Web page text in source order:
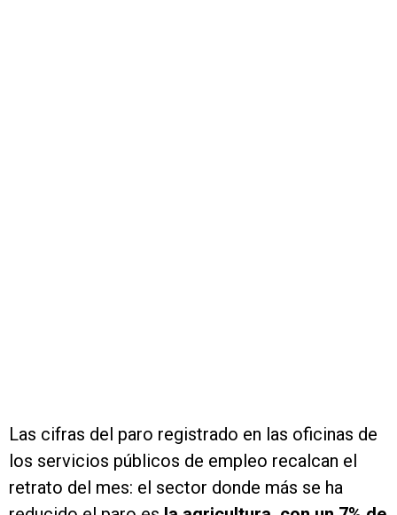
Las cifras del paro registrado en las oficinas de
los servicios públicos de empleo recalcan el
retrato del mes: el sector donde más se ha